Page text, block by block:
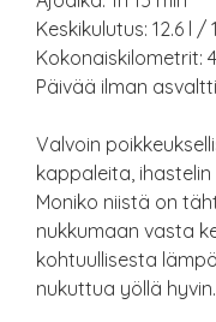
Keskikulutus: 12.6 l /
Kokonaiskilometrit:
Päivää ilman
Valvoin
kappaleita,
Moniko niistä on
nukkumaan vasta
kohtuullisesta
nukuttua yöllä hyvin.